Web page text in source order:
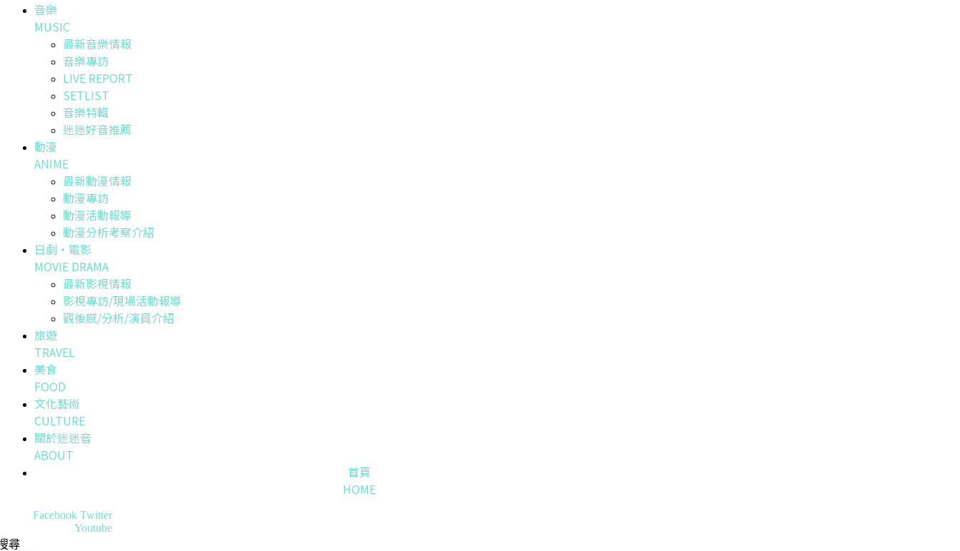
音樂
MUSIC
最新音樂情報
音樂專訪
LIVE REPORT
SETLIST
音樂特輯
迷迷好音推薦
動漫
ANIME
最新動漫情報
動漫專訪
動漫活動報導
動漫分析考察介紹
日劇・電影
MOVIE DRAMA
最新影視情報
影視專訪/現場活動報導
觀後感/分析/演員介紹
旅遊
TRAVEL
美食
FOOD
文化藝術
CULTURE
關於迷迷音
ABOUT
首頁
HOME
Facebook Twitter
Youtube
尋